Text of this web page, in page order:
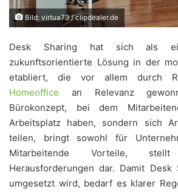
Bild: virtua73 / clipdealer.de
Desk Sharing hat sich als
zukunftsorientierte Lösung in der
etabliert, die vor allem durch
Homeoffice an Relevanz
Bürokonzept, bei dem
Arbeitsplatz haben, sondern sich
teilen, bringt sowohl für
Mitarbeitende Vorteile,
Herausforderungen dar. Damit Desk
umgesetzt wird, bedarf es klarer